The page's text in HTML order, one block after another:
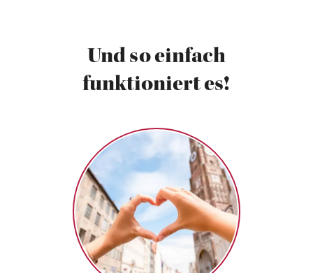
Und so einfach
funktioniert es!